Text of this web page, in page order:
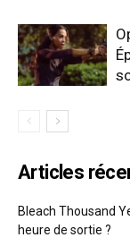
Articles
Bleach Thousand
heure de sortie ?